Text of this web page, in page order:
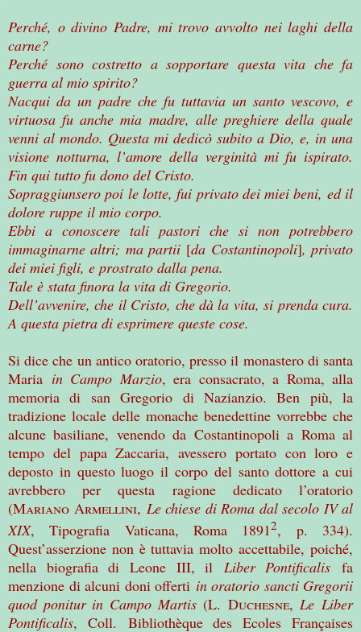
Perché, o divino Padre, mi trovo avvolto nei laghi della
carne?
Perché sono costretto a sopportare questa vita che fa
guerra al mio spirito?
Nacqui da un padre che fu tuttavia un santo vescovo, e
virtuosa fu anche mia madre, alle preghiere della quale
venni al mondo. Questa mi dedicò subito a Dio, e, in una
visione notturna, l’amore della verginità mi fu ispirato.
Fin qui tutto fu dono del Cristo.
Sopraggiunsero poi le lotte, fui privato dei miei beni, ed il
dolore ruppe il mio corpo.
Ebbi a conoscere tali pastori che si non potrebbero
immaginarne altri; ma partii [da Costantinopoli], privato
dei miei figli, e prostrato dalla pena.
Tale è stata finora la vita di Gregorio.
Dell’avvenire, che il Cristo, che dà la vita, si prenda cura.
A questa pietra di esprimere queste cose.
Si dice che un antico oratorio, presso il monastero di santa
Maria in Campo Marzio, era consacrato, a Roma, alla
memoria di san Gregorio di Nazianzio. Ben più, la
tradizione locale delle monache benedettine vorrebbe che
alcune basiliane, venendo da Costantinopoli a Roma al
tempo del papa Zaccaria, avessero portato con loro e
deposto in questo luogo il corpo del santo dottore a cui
avrebbero per questa ragione dedicato l’oratorio
(Mariano Armellini, Le chiese di Roma dal secolo IV al
XIX, Tipografia Vaticana, Roma 18912, p. 334).
Quest’asserzione non è tuttavia molto accettabile, poiché,
nella biografia di Leone III, il Liber Pontificalis fa
menzione di alcuni doni offerti in oratorio sancti Gregorii
quod ponitur in Campo Martis(L. Duchesne,Le Liber
Pontificalis, Coll. Bibliothèque des Ecoles Françaises